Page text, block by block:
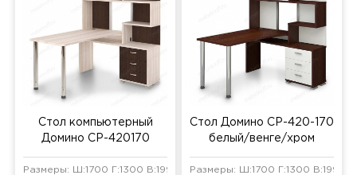
Стол компьютерный
Домино СР-420170
Размеры: Ш:1700 Г:1300 В:1990 мм
Стол Домино СР-420-170
белый/венге/хром
Размеры: Ш:1700 Г:1300 В:1990